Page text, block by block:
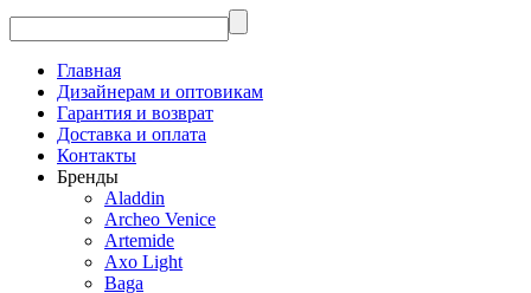
Главная
Дизайнерам и оптовикам
Гарантия и возврат
Доставка и оплата
Контакты
Бренды
Aladdin
Archeo Venice
Artemide
Axo Light
Baga